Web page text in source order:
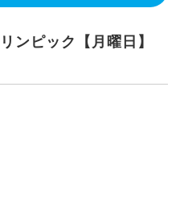
ンピック【月曜日】